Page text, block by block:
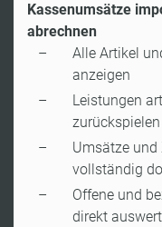
Kassenumsätze
abrechnen
Alle Artikel
anzeigen
Leistungen
zurückspielen
Umsätze
vollständig
Offene und
direkt